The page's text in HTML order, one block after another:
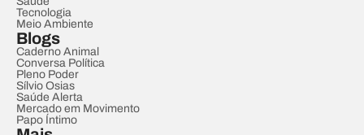
Tecnologia
Meio Ambiente
Blogs
Caderno Animal
Conversa Política
Pleno Poder
Sílvio Osias
Saúde Alerta
Mercado em Movimento
Papo Íntimo